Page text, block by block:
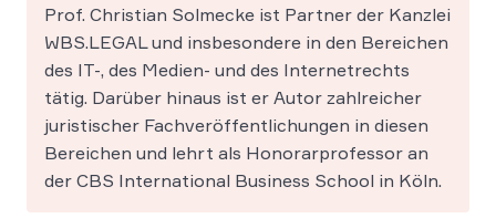
Prof. Christian Solmecke ist Partner der Kanzlei
WBS.LEGAL und insbesondere in den Bereichen
des IT-, des Medien- und des Internetrechts
tätig. Darüber hinaus ist er Autor zahlreicher
juristischer Fachveröffentlichungen in diesen
Bereichen und lehrt als Honorarprofessor an
der CBS International Business School in Köln.